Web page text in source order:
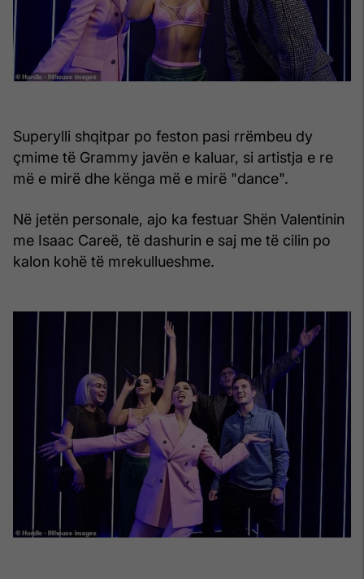
Superylli shqitpar po feston pasi rrëmbeu dy
çmime të Grammy javën e kaluar, si artistja e re
më e mirë dhe kënga më e mirë "dance".
Në jetën personale, ajo ka festuar Shën Valentinin
me Isaac Careë, të dashurin e saj me të cilin po
kalon kohë të mrekullueshme.